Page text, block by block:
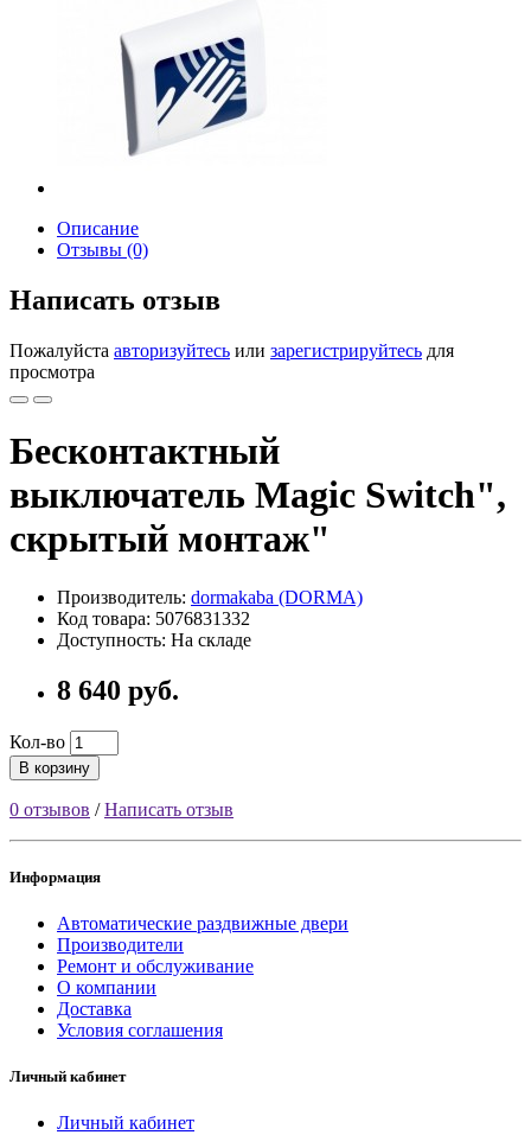
Описание
Отзывы (0)
Написать отзыв
Пожалуйста авторизуйтесь или зарегистрируйтесь для
просмотра
Бесконтактный
выключатель Magic Switch",
скрытый монтаж"
Производитель: dormakaba (DORMA)
Код товара: 5076831332
Доступность: На складе
8 640 руб.
Кол-во
В корзину
0 отзывов /Написать отзыв
Информация
Автоматические раздвижные двери
Производители
Ремонт и обслуживание
О компании
Доставка
Условия соглашения
Личный кабинет
Личный кабинет